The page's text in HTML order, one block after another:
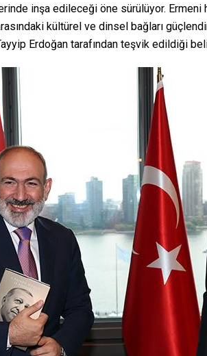
inşa edileceği öne sürülüyor. Ermeni
kültürel ve dinsel bağları
Erdoğan tarafından teşvik edildiği